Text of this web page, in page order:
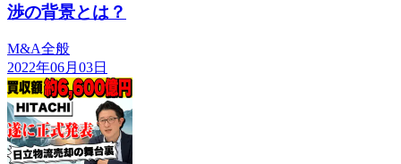
渉の背景とは？
M&A全般
2022年06月03日